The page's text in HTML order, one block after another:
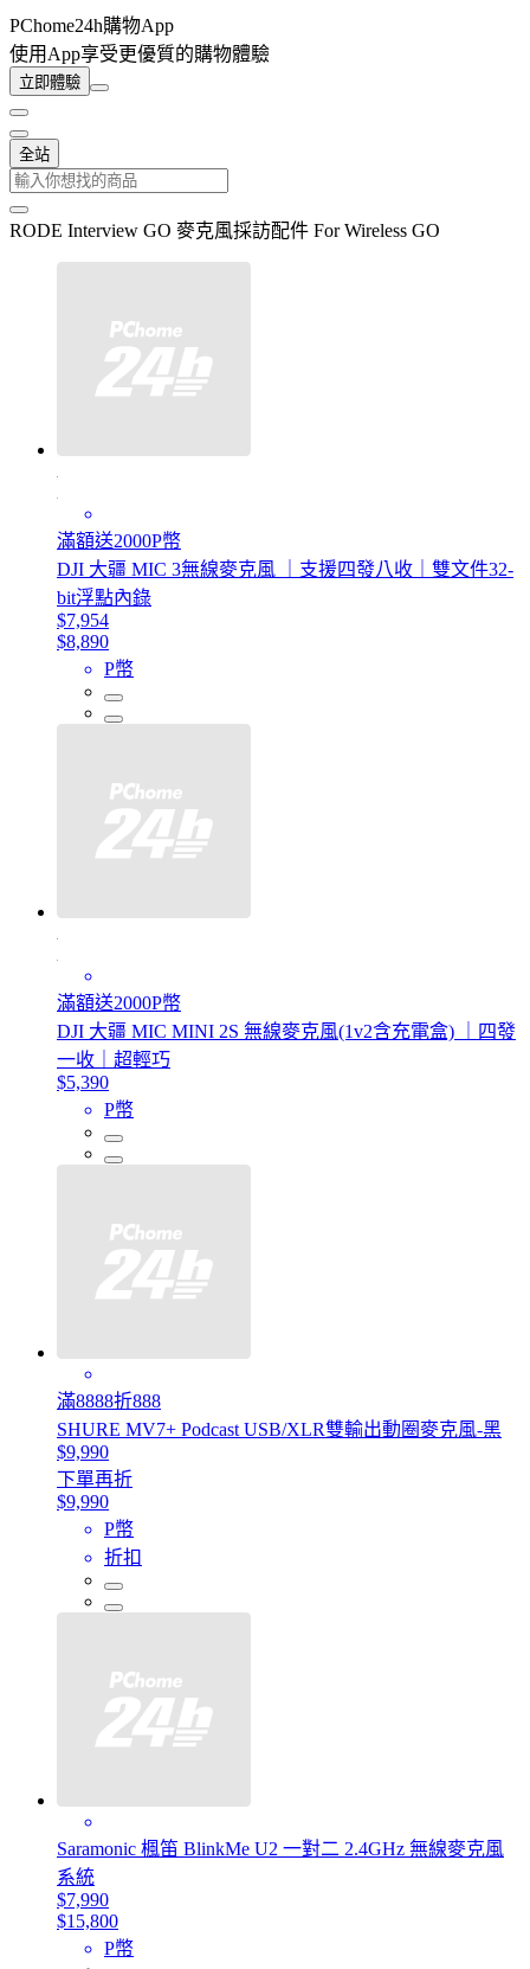
PChome24h購物App
使用App享受更優質的購物體驗
立即體驗
全站
RODE Interview GO 麥克風採訪配件 For Wireless GO
滿額送2000P幣
DJI 大疆 MIC 3無線麥克風 ｜支援四發八收｜雙文件32-
bit浮點內錄
$7,954
$8,890
P幣
滿額送2000P幣
DJI 大疆 MIC MINI 2S 無線麥克風(1v2含充電盒) ｜四發
一收｜超輕巧
$5,390
P幣
滿8888折888
SHURE MV7+ Podcast USB/XLR雙輸出動圈麥克風-黑
$9,990
下單再折
$9,990
P幣
折扣
Saramonic 楓笛 BlinkMe U2 一對二 2.4GHz 無線麥克風
系統
$7,990
$15,800
P幣